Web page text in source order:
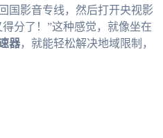
国影音专线，然后打开央视影
分了！”这种感觉，就像坐在
器，就能轻松解决地域限制，